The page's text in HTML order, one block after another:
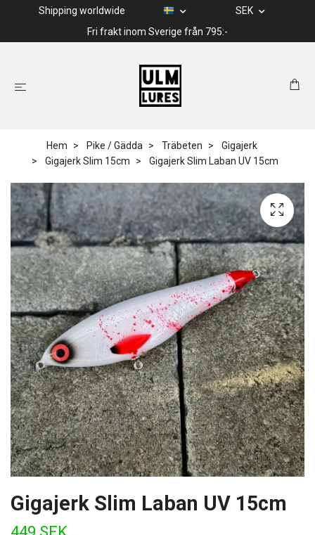
Shipping worldwide
SEK
Fri frakt inom Sverige från 795:-
Hem Pike / Gädda Träbeten
Gigajerk
Gigajerk Slim 15cm
Gigajerk Slim Laban UV 15cm
Gigajerk Slim Laban UV 15cm